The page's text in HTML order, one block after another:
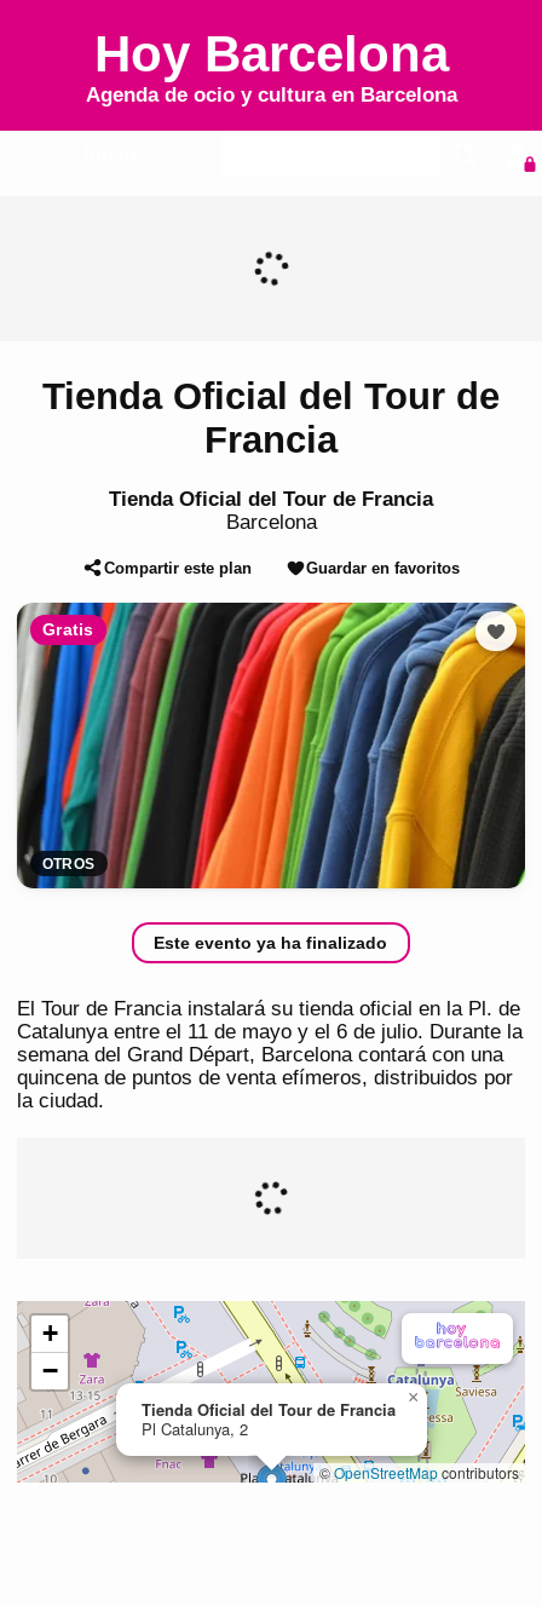
Hoy Barcelona
Agenda de ocio y cultura en Barcelona
Tienda Oficial del Tour de
Francia
Tienda Oficial del Tour de Francia
Barcelona
Compartir este plan Guardar en favoritos
Gratis
OTROS
Este evento ya ha finalizado
El Tour de Francia instalará su tienda oficial en la Pl. de
Catalunya entre el 11 de mayo y el 6 de julio. Durante la
semana del Grand Départ, Barcelona contará con una
quincena de puntos de venta efímeros, distribuidos por
la ciudad.